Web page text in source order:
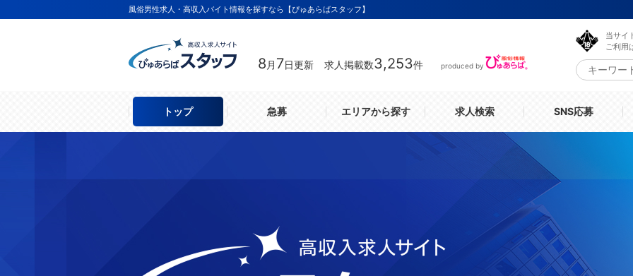
風俗男性求人・高収入バイト情報を探すなら【ぴゅあらばスタッフ】
8 月 7日更新 求人掲載数3,253件 produced by
当サイ
ご利用
トップ 急募 エリアから探す 求人検索 SNS応募